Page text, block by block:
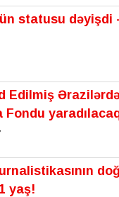
statusu dəyişdi
Edilmiş
Fondu
yaş!